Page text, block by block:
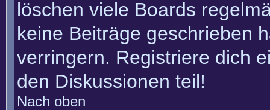
löschen viele Boards
keine Beiträge geschrieben
verringern. Registriere dich
den Diskussionen teil!
Nach oben